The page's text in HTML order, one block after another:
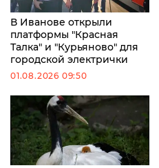
В Иванове открыли
платформы "Красная
Талка" и "Курьяново" для
городской электрички
01.08.2026 09:50